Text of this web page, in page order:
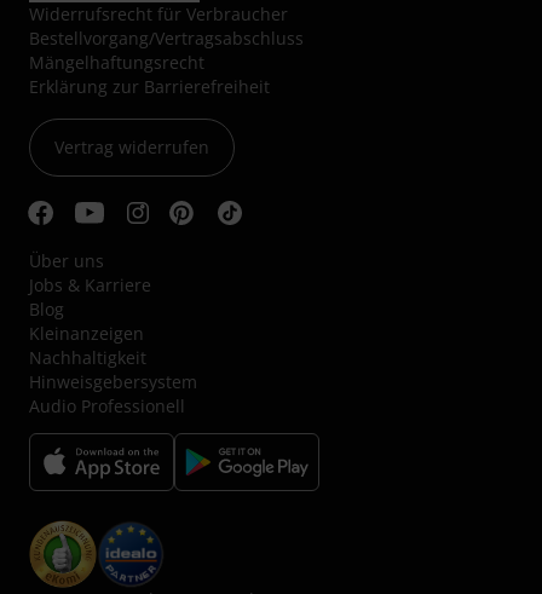
Widerrufsrecht für Verbraucher
Bestellvorgang/Vertragsabschluss
Mängelhaftungsrecht
Erklärung zur Barrierefreiheit
Vertrag widerrufen
Über uns
Jobs & Karriere
Blog
Kleinanzeigen
Nachhaltigkeit
Hinweisgebersystem
Audio Professionell